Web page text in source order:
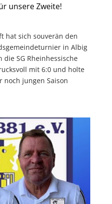
unsere Zweite!
hat sich souverän den
in Albig
die SG Rheinhessische
mit 6:0 und holte
jungen Saison